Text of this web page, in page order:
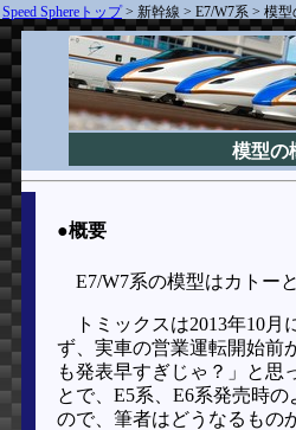
Speed Sphereトップ> 新幹線 > E7/W7系 > 模型
模型の
●概要
E7/W7系の模型はカトー
トミックスは2013年10
ず、実車の営業運転開始前
も発表早すぎじゃ？」と思
とで、E5系、E6系発売時
ので、筆者はどうなるもの